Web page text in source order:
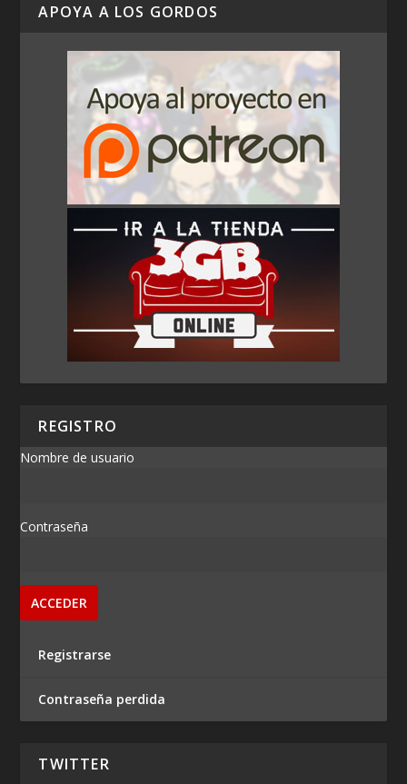
APOYA A LOS GORDOS
REGISTRO
Nombre de usuario
Contraseña
Registrarse
Contraseña perdida
TWITTER